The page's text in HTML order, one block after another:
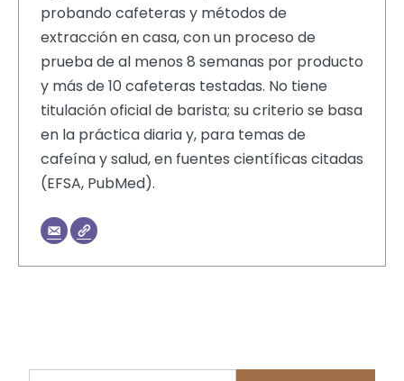
probando cafeteras y métodos de
extracción en casa, con un proceso de
prueba de al menos 8 semanas por producto
y más de 10 cafeteras testadas. No tiene
titulación oficial de barista; su criterio se basa
en la práctica diaria y, para temas de
cafeína y salud, en fuentes científicas citadas
(EFSA, PubMed).